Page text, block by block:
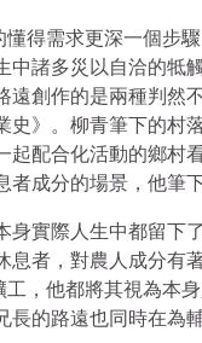
懂得需求更深一個步
中諸多災以自洽的牴
遠創作的是兩種判
史》。柳青筆下的
配合化活動的鄉村
者成分的場景，他筆
身實際人生中都留下
息者，對農人成分
，他都將其視為本
長的路遠也同時在